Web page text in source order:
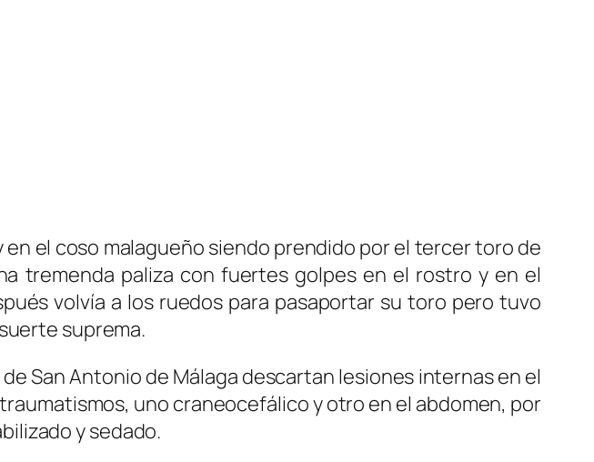
el coso malagueño siendo prendido por el tercer toro de
tremenda paliza con fuertes golpes en el rostro y en el
volvía a los ruedos para pasaportar su toro pero tuvo
suprema.
San Antonio de Málaga descartan lesiones internas en el
uno craneocefálico y otro en el abdomen, por
y sedado.